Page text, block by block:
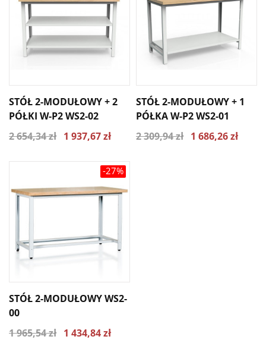
STÓŁ 2-MODUŁOWY + 2
PÓŁKI W-P2 WS2-02
2 654,34 zł 1 937,67 zł
STÓŁ 2-MODUŁOWY + 1
PÓŁKA W-P2 WS2-01
2 309,94 zł 1 686,26 zł
-27%
STÓŁ 2-MODUŁOWY WS2-
00
1 965,54 zł 1 434,84 zł